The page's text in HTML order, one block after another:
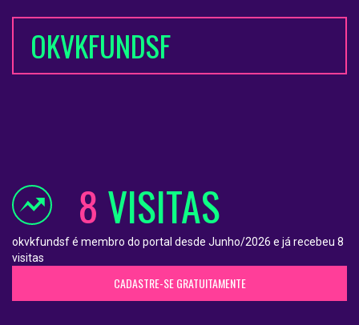
OKVKFUNDSF
8 VISITAS
okvkfundsf é membro do portal desde Junho/2026 e já recebeu 8
visitas
CADASTRE-SE GRATUITAMENTE